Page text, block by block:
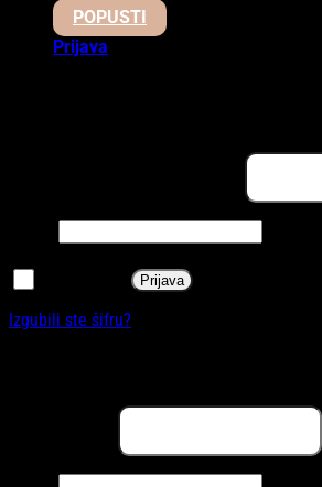
POPUSTI
Prijava
Obavezno
Prijava
Izgubili ste šifru?
Obavezno